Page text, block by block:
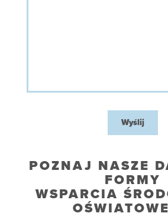
Wyślij
POZNAJ NASZE
FORMY
WSPARCIA